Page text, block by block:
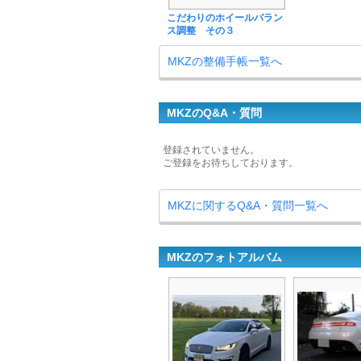
こだわりのホイールバラン
ス調整 その３
MKZの整備手帳一覧へ
MKZのQ&A・質問
登録されていません。
ご登録をお待ちしております。
MKZに関するQ&A・質問一覧へ
MKZのフォトアルバム